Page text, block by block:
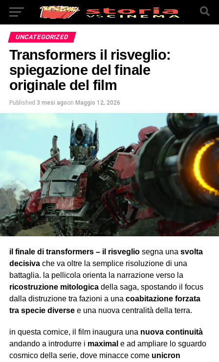
UNCATEGORIZED
Transformers il risveglio:
spiegazione del finale
originale del film
Published 3 mesi agoon Maggio 12, 2026
il finale di transformers – il risvegliosegna una svolta
decisivache va oltre la semplice risoluzione di una
battaglia. la pellicola orienta la narrazione verso la
ricostruzione mitologicadella saga, spostando il focus
dalla distruzione tra fazioni a una coabitazione forzata
tra specie diversee una nuova centralità della terra.
in questa cornice, il film inaugura una nuova continuità
andando a introdurre i maximal e ad ampliare lo sguardo
cosmico della serie, dove minacce come unicron